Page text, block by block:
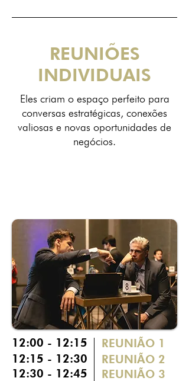
REUNIÕES
INDIVIDUAIS
Eles criam o espaço perfeito para
conversas estratégicas, conexões
valiosas e novas oportunidades de
negócios.
12:00 - 12:15
12:15 - 12:30
12:30 - 12:45
REUNIÃO 1
REUNIÃO 2
REUNIÃO 3